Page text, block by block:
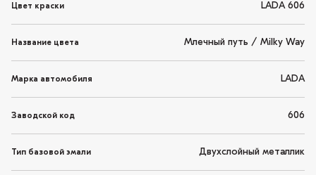
Цвет краски LADA 606
Название цвета Млечный путь / Milky Way
Марка автомобиля LADA
Заводской код 606
Тип базовой эмали Двухслойный металлик